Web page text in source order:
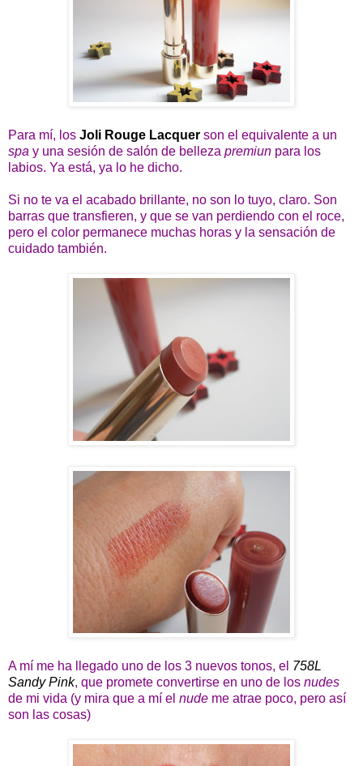
Para mí, los Joli Rouge Lacquer son el equivalente a un
spa y una sesión de salón de belleza premiun para los
labios. Ya está, ya lo he dicho.
Si no te va el acabado brillante, no son lo tuyo, claro. Son
barras que transfieren, y que se van perdiendo con el roce,
pero el color permanece muchas horas y la sensación de
cuidado también.
A mí me ha llegado uno de los 3 nuevos tonos, el 758L
Sandy Pink, que promete convertirse en uno de los nudes
de mi vida (y mira que a mí el nude me atrae poco, pero así
son las cosas)